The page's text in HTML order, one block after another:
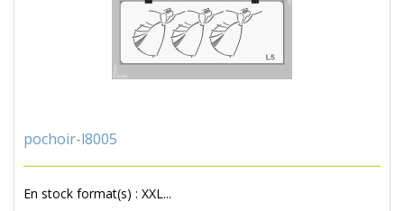
pochoir-l8005
En stock format(s) : XXL...